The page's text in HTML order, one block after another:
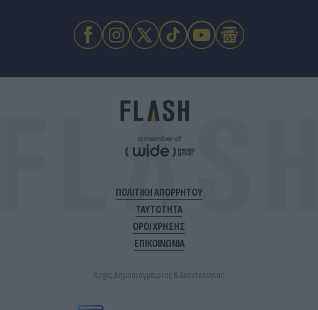
ΠΟΛΙΤΙΚΗ ΑΠΟΡΡΗΤΟΥ
ΤΑΥΤΟΤΗΤΑ
ΟΡΟΙ ΧΡΗΣΗΣ
ΕΠΙΚΟΙΝΩΝΙΑ
Αρχές Δημοσιογραφίας & Δεοντολογίας